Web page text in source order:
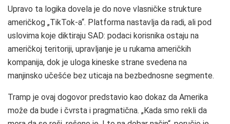
Upravo ta logika dovela je do nove vlasničke strukture
američkog „TikTok-a“. Platforma nastavlja da radi, ali pod
uslovima koje diktiraju SAD: podaci korisnika ostaju na
američkoj teritoriji, upravljanje je u rukama američkih
kompanija, dok je uloga kineske strane svedena na
manjinsko učešće bez uticaja na bezbednosne segmente.
Tramp je ovaj dogovor predstavio kao dokaz da Amerika
može da bude i čvrsta i pragmatična. „Kada smo rekli da